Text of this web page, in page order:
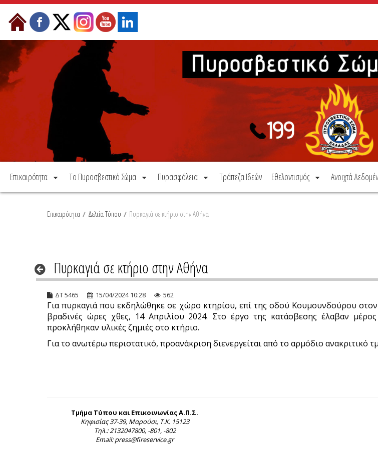
Μετάβαση στο περιεχόμενο
Επικαιρότητα Το Πυροσβεστικό Σώμα Πυρασφάλεια Τράπεζα Ιδεών Εθελοντισμός Ανοιχτά
Επικαιρότητα / Δελτία Τύπου / Πυρκαγιά σε κτήριο στην Αθήνα
Πυρκαγιά σε κτήριο στην Αθήνα
ΔΤ 5465 15/04/2024 10:28 562
Για πυρκαγιά που εκδηλώθηκε σε χώρο κτηρίου, επί της οδού Κουμουνδούρου
βραδινές ώρες χθες, 14 Απριλίου 2024. Στο έργο της κατάσβεσης έλαβαν
προκλήθηκαν υλικές ζημιές στο κτήριο.
Για το ανωτέρω περιστατικό, προανάκριση διενεργείται από το αρμόδιο ανακριτικό
Τμήμα Τύπου και Επικοινωνίας Α.Π.Σ.
Κηφισίας 37-39, Μαρούσι, Τ.Κ. 15123
Τηλ.: 2132047800, -801, -802
Email: press@fireservice.gr